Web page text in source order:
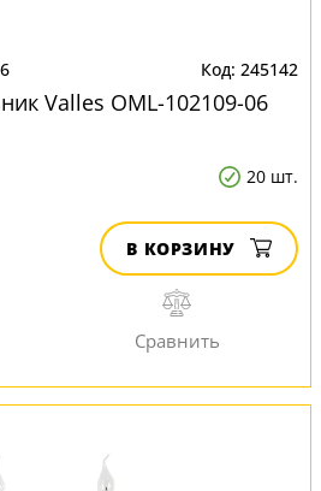
245142
Valles OML-102109-06
20 шт.
В КОРЗИНУ